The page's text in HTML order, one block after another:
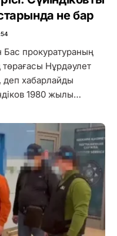
не бар
Бас прокуратураның
төрағасы Нұрдәулет
деп хабарлайды
1980 жылы…